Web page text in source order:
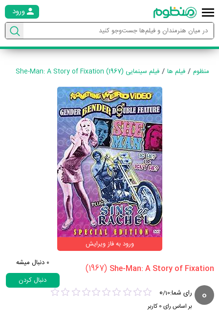
ورود
منظوم فیلم ها فیلم سینمایی She-Man: A Story of Fixation (1967)
ورود به فاز ویرایش
(1967)
0 دنبال میشه
دنبال کردن
0 رای شما: 0/10
بر اساس رای 0کاربر